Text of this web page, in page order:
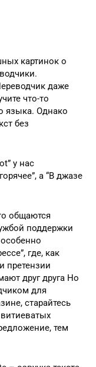
картинок о
даже
что-то
языка. Однако
без
у нас
а “В джазе
общаются
поддержки
где, как
претензии
друг друга Но
для
старайтесь
тем